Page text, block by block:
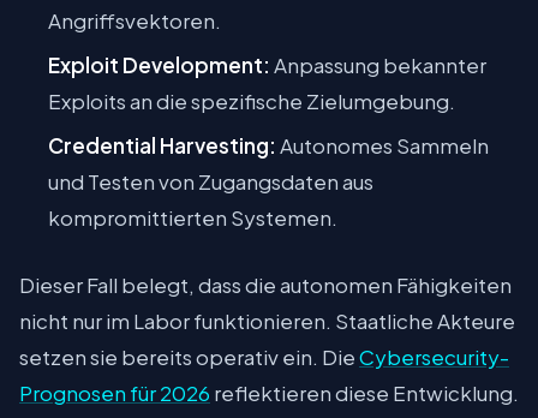
Angriffsvektoren.
Exploit Development: Anpassung bekannter
Exploits an die spezifische Zielumgebung.
Credential Harvesting: Autonomes Sammeln
und Testen von Zugangsdaten aus
kompromittierten Systemen.
Dieser Fall belegt, dass die autonomen Fähigkeiten
nicht nur im Labor funktionieren. Staatliche Akteure
setzen sie bereits operativ ein. DieCybersecurity-
Prognosen für 2026 reflektieren diese Entwicklung.